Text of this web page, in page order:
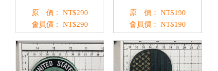
原 價： NT$290
會員價：
NT$290
原 價： NT$190
會員價：
NT$190